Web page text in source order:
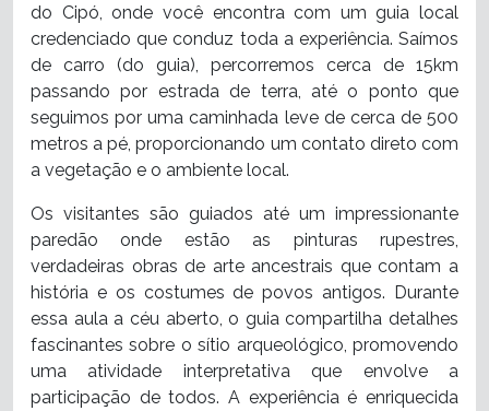
do Cipó, onde você encontra com um guia local
credenciado que conduz toda a experiência. Saímos
de carro (do guia), percorremos cerca de 15km
passando por estrada de terra, até o ponto que
seguimos por uma caminhada leve de cerca de 500
metros a pé, proporcionando um contato direto com
a vegetação e o ambiente local.
Os visitantes são guiados até um impressionante
paredão onde estão as pinturas rupestres,
verdadeiras obras de arte ancestrais que contam a
história e os costumes de povos antigos. Durante
essa aula a céu aberto, o guia compartilha detalhes
fascinantes sobre o sítio arqueológico, promovendo
uma atividade interpretativa que envolve a
participação de todos. A experiência é enriquecida